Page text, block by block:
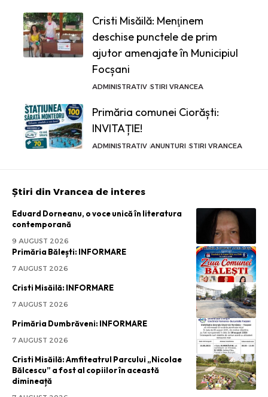
Cristi Misăilă: Menţinem
deschise punctele de prim
ajutor amenajate în Municipiul
Focșani
ADMINISTRATIV STIRI VRANCEA
Primăria comunei Ciorăști:
INVITAȚIE!
ADMINISTRATIV ANUNTURI STIRI VRANCEA
Știri din Vrancea de interes
Eduard Dorneanu, o voce unică în literatura
contemporană
9 AUGUST 2026
Primăria Bălești: INFORMARE
7 AUGUST 2026
Cristi Misăilă: INFORMARE
7 AUGUST 2026
Primăria Dumbrăveni: INFORMARE
7 AUGUST 2026
Cristi Misăilă: Amfiteatrul Parcului „Nicolae
Bălcescu” a fost al copiilor în această
dimineață